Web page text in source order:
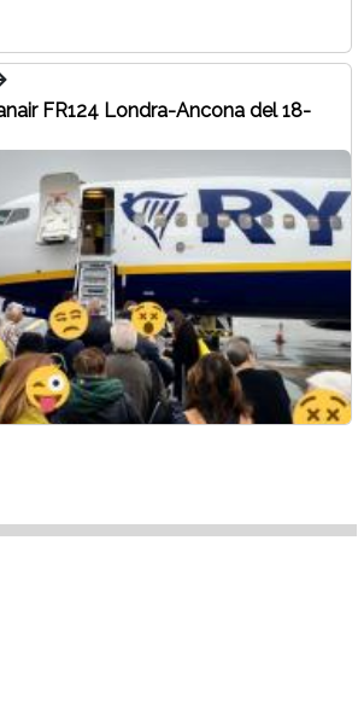
FR124 Londra-Ancona del 18-